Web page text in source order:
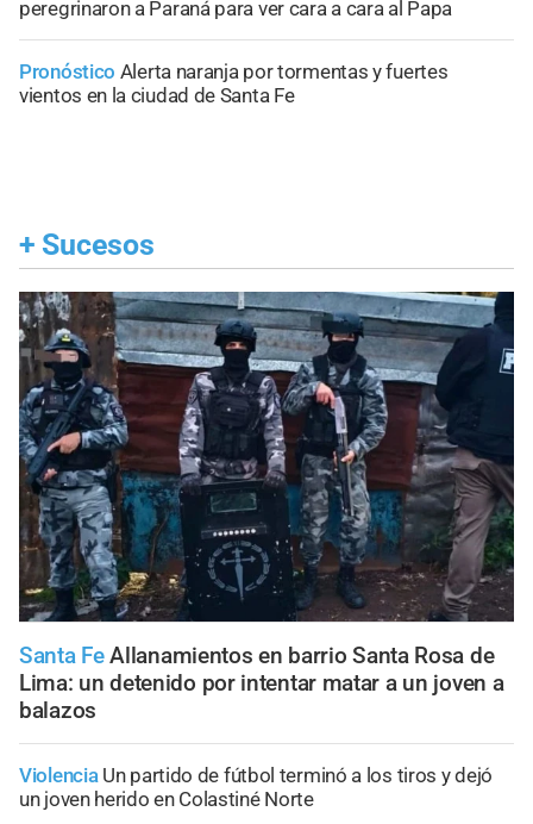
peregrinaron a Paraná para ver cara a cara al Papa
Pronóstico Alerta naranja por tormentas y fuertes
vientos en la ciudad de Santa Fe
+ Sucesos
Santa Fe Allanamientos en barrio Santa Rosa de
Lima: un detenido por intentar matar a un joven a
balazos
Violencia Un partido de fútbol terminó a los tiros y dejó
un joven herido en Colastiné Norte